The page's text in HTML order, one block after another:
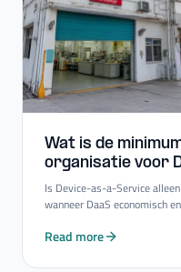
Wat is de
organisatie voor
Is Device-as-a-Service
wanneer DaaS economisch
Read more